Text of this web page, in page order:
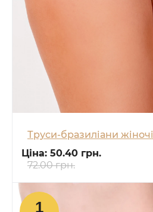
Труси-бразиліани жіночі
Ціна: 50.40 грн.
72.00 грн.